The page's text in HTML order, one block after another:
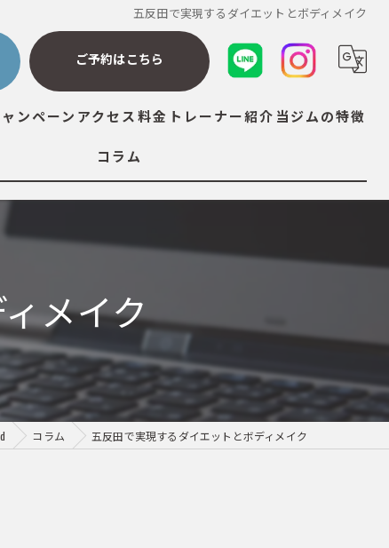
五反田で実現するダイエットとボディメイク
ご予約はこちら
ンペーン アクセス料金 トレーナー紹介 当ジムの特徴
ストレッチ
ボディケア
コラム
メイク
コラム 五反田で実現するダイエットとボディメイク